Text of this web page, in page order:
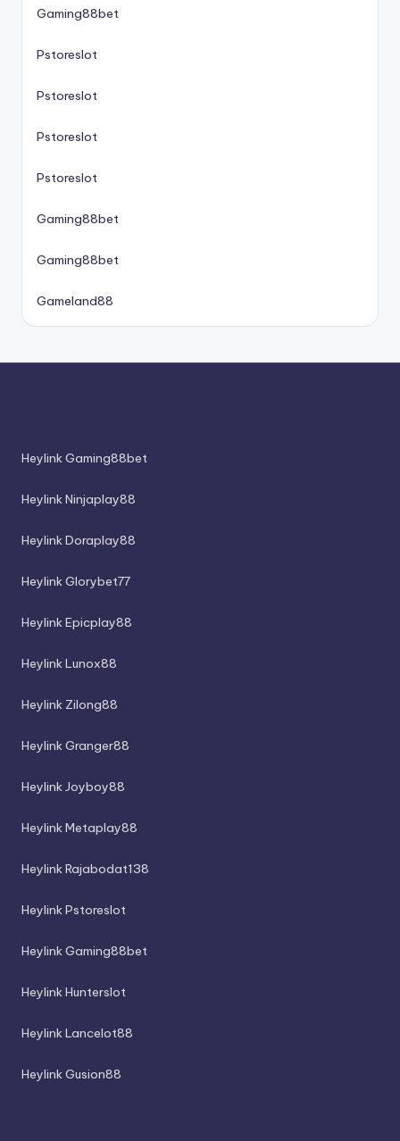
Gaming88bet
Pstoreslot
Pstoreslot
Pstoreslot
Pstoreslot
Gaming88bet
Gaming88bet
Gameland88
Heylink Gaming88bet
Heylink Ninjaplay88
Heylink Doraplay88
Heylink Glorybet77
Heylink Epicplay88
Heylink Lunox88
Heylink Zilong88
Heylink Granger88
Heylink Joyboy88
Heylink Metaplay88
Heylink Rajabodat138
Heylink Pstoreslot
Heylink Gaming88bet
Heylink Hunterslot
Heylink Lancelot88
Heylink Gusion88